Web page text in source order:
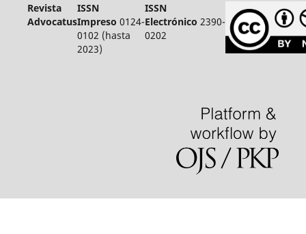
Revista
Advocatus
ISSN
Impreso 0124-
0102 (hasta
2023)
ISSN
Electrónico 2390-
0202